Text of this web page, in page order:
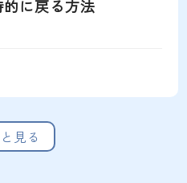
に戻る方法
見る